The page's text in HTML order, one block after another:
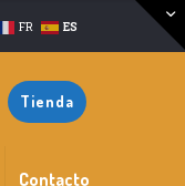
FR ES
Tienda
Contacto